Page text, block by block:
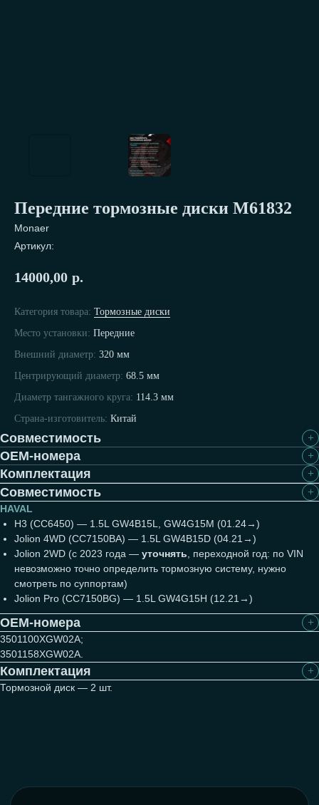
Передние тормозные диски М61832
Monaer
Артикул:
14000,00 р.
Категория товара: Тормозные диски
Место установки: Передние
Внешний диаметр: 320 мм
Центрирующий диаметр: 68.5 мм
Диаметр тангажного круга: 114.3 мм
Страна-изготовитель: Китай
Совместимость
OEM-номера
Комплектация
Совместимость
HAVAL
H3 (CC6450) — 1.5L GW4B15L, GW4G15M (01.24→)
Jolion 4WD (CC7150BA) — 1.5L GW4B15D (04.21→)
Jolion 2WD (с 2023 года — уточнять , переходной год: по VIN
невозможно точно определить тормозную систему, нужно
смотреть по суппортам)
Jolion Pro (CC7150BG) — 1.5L GW4G15H (12.21→)
OEM-номера
3501100XGW02A;
3501158XGW02A.
Комплектация
Тормозной диск — 2 шт.
Продукция соответствует
всем требованиям
SO 9001:2000
ISO/TS 16949
Подробнее о компании
Задаём мировые
стандарты 70 лет